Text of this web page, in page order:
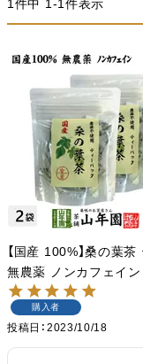
1 件中 1 -1 件表示
【国産 100%】桑の葉
無農薬 ノンカフェイン
購入者
投稿日 2023/10/18